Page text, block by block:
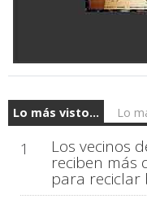
Lo más visto... Lo
1 Los vecinos
reciben más
para reciclar